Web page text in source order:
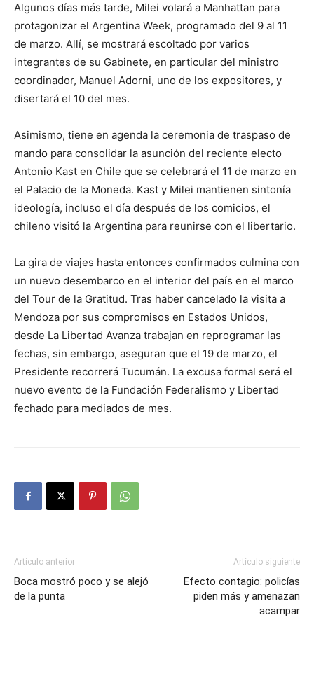
Algunos días más tarde, Milei volará a Manhattan para
protagonizar el Argentina Week, programado del 9 al 11
de marzo. Allí, se mostrará escoltado por varios
integrantes de su Gabinete, en particular del ministro
coordinador, Manuel Adorni, uno de los expositores, y
disertará el 10 del mes.
Asimismo, tiene en agenda la ceremonia de traspaso de
mando para consolidar la asunción del reciente electo
Antonio Kast en Chile que se celebrará el 11 de marzo en
el Palacio de la Moneda. Kast y Milei mantienen sintonía
ideología, incluso el día después de los comicios, el
chileno visitó la Argentina para reunirse con el libertario.
La gira de viajes hasta entonces confirmados culmina con
un nuevo desembarco en el interior del país en el marco
del Tour de la Gratitud. Tras haber cancelado la visita a
Mendoza por sus compromisos en Estados Unidos,
desde La Libertad Avanza trabajan en reprogramar las
fechas, sin embargo, aseguran que el 19 de marzo, el
Presidente recorrerá Tucumán. La excusa formal será el
nuevo evento de la Fundación Federalismo y Libertad
fechado para mediados de mes.
Artículo anterior
Boca mostró poco y se alejó
de la punta
Artículo siguiente
Efecto contagio: policías
piden más y amenazan
acampar